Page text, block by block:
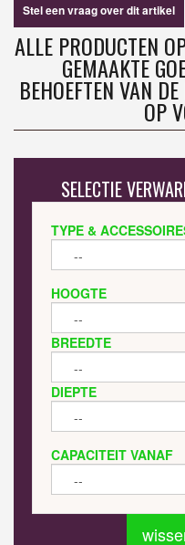
Stel een vraag over dit artikel
ALLE PRODUCTEN
GEMAAKTE
BEHOEFTEN VAN
OP
SELECTIE
TYPE &
HOOGTE
BREEDTE
DIEPTE
CAPACITEIT VANAF